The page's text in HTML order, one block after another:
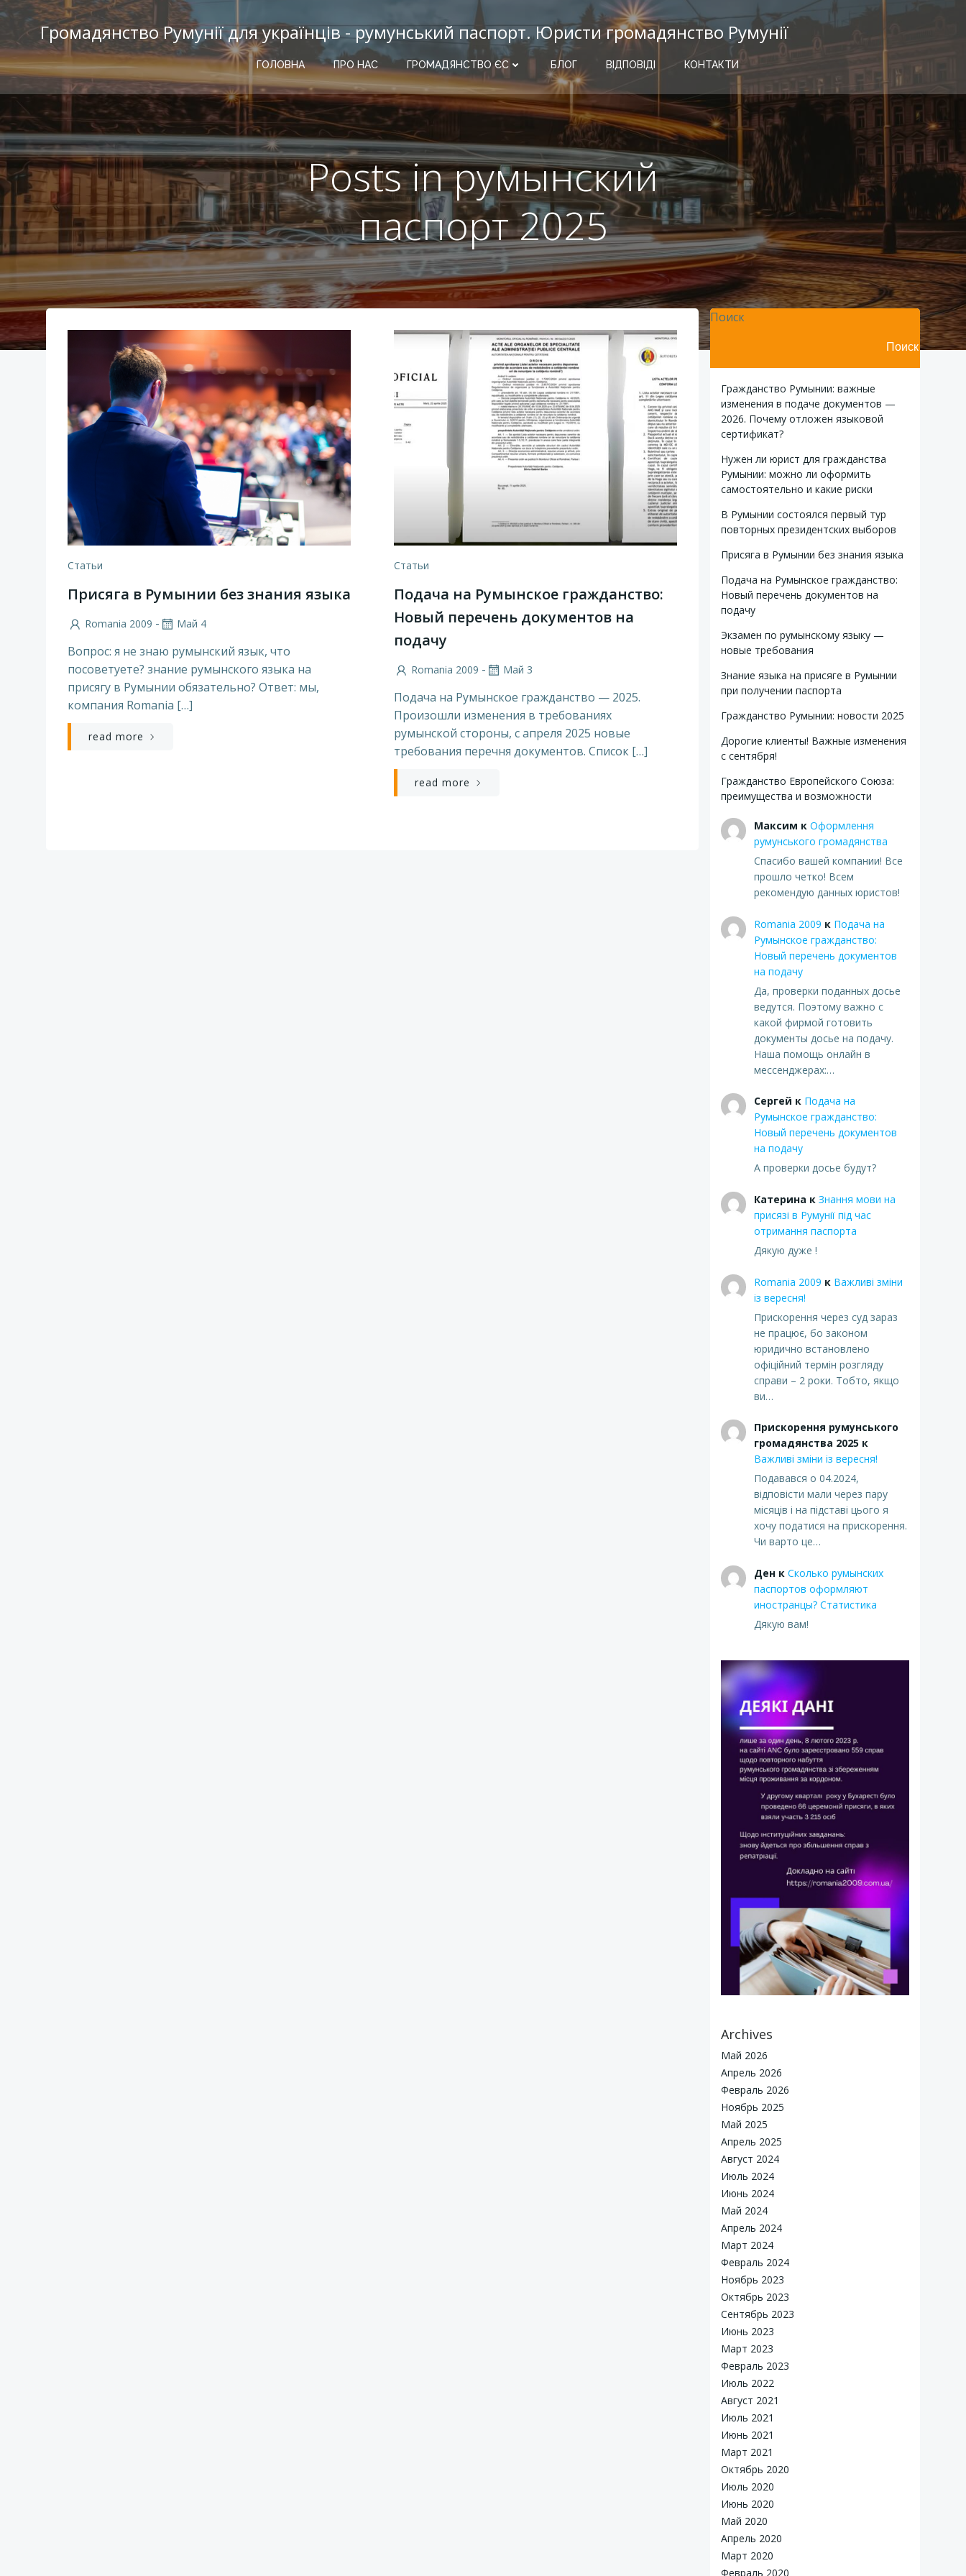
Перейти
содержимомуГромадянство Румунії для українців - румунський паспорт. Юристи громадянство Румунії
ГОЛОВНА ПРО НАС ГРОМАДЯНСТВО ЄС БЛОГ ВІДПОВІДІ КОНТАКТИ
Posts in румынский
паспорт 2025
Статьи
Присяга в Румынии без знания языка
Romania 2009 - Май 4
Вопрос: я не знаю румынский язык, что
посоветуете? знание румынского языка на
присягу в Румынии обязательно? Ответ: мы,
компания Romania […]
read more
Статьи
Подача на Румынское гражданство:
Новый перечень документов на
подачу
Romania 2009 - Май 3
Подача на Румынское гражданство — 2025.
Произошли изменения в требованиях
румынской стороны, с апреля 2025 новые
требования перечня документов. Список […]
read more
Поиск
Поиск
Гражданство Румынии: важные
изменения в подаче документов —
2026. Почему отложен языковой
сертификат?
Нужен ли юрист для гражданства
Румынии: можно ли оформить
самостоятельно и какие риски
В Румынии состоялся первый тур
повторных президентских выборов
Присяга в Румынии без знания языка
Подача на Румынское гражданство:
Новый перечень документов на
подачу
Экзамен по румынскому языку —
новые требования
Знание языка на присяге в Румынии
при получении паспорта
Гражданство Румынии: новости 2025
Дорогие клиенты! Важные изменения
с сентября!
Гражданство Европейского Союза:
преимущества и возможности
Максим к Оформлення
румунського громадянства
Спасибо вашей компании! Все
прошло четко! Всем
рекомендую данных юристов!
Romania 2009 к Подача на
Румынское гражданство:
Новый перечень документов
на подачу
Да, проверки поданных досье
ведутся. Поэтому важно с
какой фирмой готовить
документы досье на подачу.
Наша помощь онлайн в
мессенджерах:…
Сергей к Подача на
Румынское гражданство:
Новый перечень документов
на подачу
А проверки досье будут?
Катерина к Знання мови на
присязі в Румунії під час
отримання паспорта
Дякую дуже !
Romania 2009 к Важливі зміни
із вересня!
Прискорення через суд зараз
не працює, бо законом
юридично встановлено
офіційний термін розгляду
справи – 2 роки. Тобто, якщо
ви…
Прискорення румунського
громадянства 2025 к
Важливі зміни із вересня!
Подавався о 04.2024,
відповісти мали через пару
місяців і на підставі цього я
хочу податися на прискорення.
Чи варто це…
Денк Сколько румынских
паспортов оформляют
иностранцы? Статистика
Дякую вам!
Archives
Май 2026
Апрель 2026
Февраль 2026
Ноябрь 2025
Май 2025
Апрель 2025
Август 2024
Июль 2024
Июнь 2024
Май 2024
Апрель 2024
Март 2024
Февраль 2024
Ноябрь 2023
Октябрь 2023
Сентябрь 2023
Июнь 2023
Март 2023
Февраль 2023
Июль 2022
Август 2021
Июль 2021
Июнь 2021
Март 2021
Октябрь 2020
Июль 2020
Июнь 2020
Май 2020
Апрель 2020
Март 2020
Февраль 2020
© 2026 Громадянство Румунії для українців - румунський паспорт. Юристи громадянство Румунії. Created for free using WordPress and